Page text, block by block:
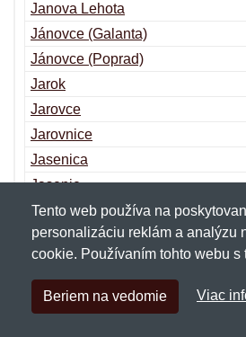
Janova Lehota
Jánovce (Galanta)
Jánovce (Poprad)
Jarok
Jarovce
Jarovnice
Jasenica
Jasenie
Jasenov
Jasenová
Jaslovské Bohunice
Jasov
Jasová
Tento web používa na
personalizáciu reklám a analýzu
cookie. Používaním tohto webu s
Beriem na vedomie Viac